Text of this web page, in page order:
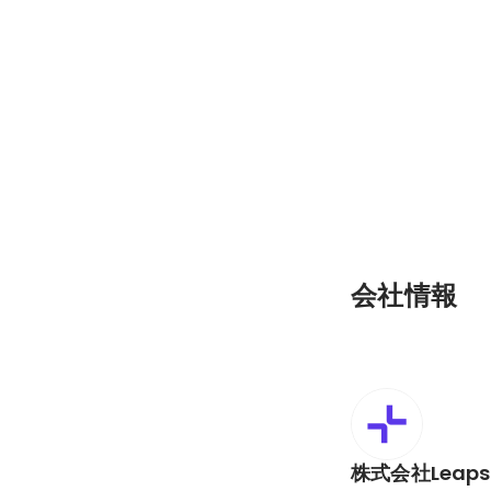
会社情報
株式会社